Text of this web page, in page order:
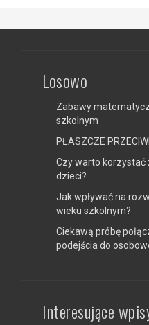
Losowo
Zabawy
szkolnym
PŁASZCZE
Czy warto korzystać
dzieci?
Jak wpływać na
wieku szkolnym?
Ciekawą próbę
podejścia do
Interesujące